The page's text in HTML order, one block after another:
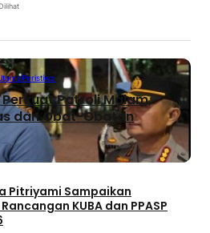
Peristiwa
Patroli Malam,
dan Obat-Obatan
Pitriyami Sampaikan
KUBA dan PPASP